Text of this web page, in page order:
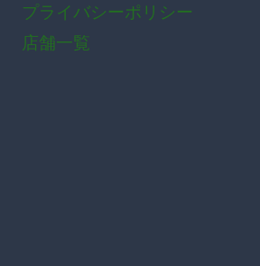
プライバシーポリシー
店舗一覧